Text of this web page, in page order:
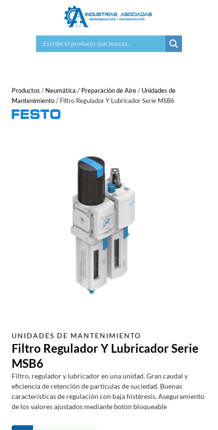
Productos / Neumática / Preparación de Aire/ Unidades de
Mantenimiento/ Filtro Regulador Y Lubricador Serie MSB6
UNIDADES DE MANTENIMIENTO
Filtro Regulador Y Lubricador Serie
MSB6
Filtro, regulador y lubricador en una unidad. Gran caudal y
eficiencia de retención de partículas de suciedad. Buenas
características de regulación con baja histéresis. Aseguramiento
de los valores ajus­tados mediante botón bloqueable